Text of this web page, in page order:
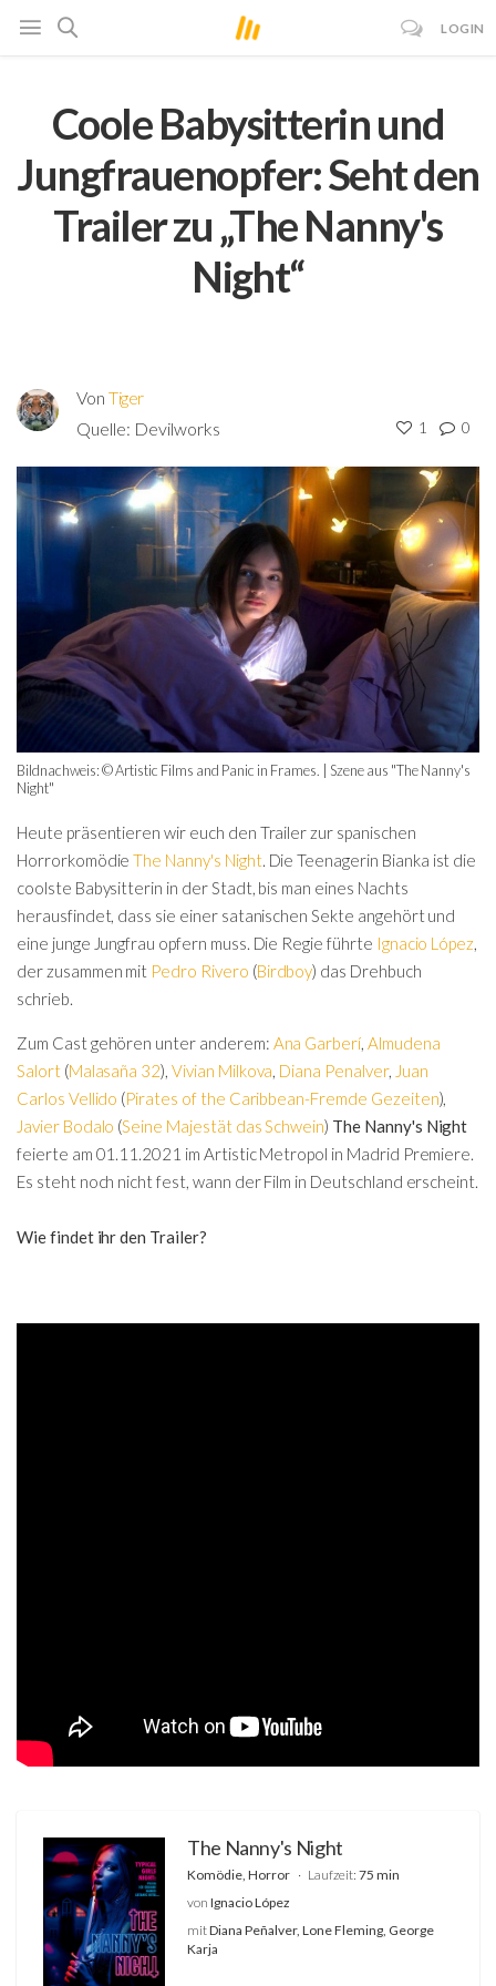
LOGIN
Coole Babysitterin und
Jungfrauenopfer: Seht den
Trailer zu „The Nanny's
Night“
Von Tiger
Quelle: Devilworks 1 0
Bildnachweis: © Artistic Films and Panic in Frames. | Szene aus "The Nanny's
Night"
Heute präsentieren wir euch den Trailer zur spanischen
HorrorkomödieThe Nanny's Night. Die Teenagerin Bianka ist die
coolste Babysitterin in der Stadt, bis man eines Nachts
herausfindet, dass sie einer satanischen Sekte angehört und
eine junge Jungfrau opfern muss. Die Regie führte Ignacio López,
der zusammen mit Pedro Rivero (Birdboy) das Drehbuch
schrieb.
Zum Cast gehören unter anderem: Ana Garberí, Almudena
Salort(Malasaña 32),Vivian Milkova, Diana Penalver, Juan
Carlos Vellido (Pirates of the Caribbean-Fremde Gezeiten),
Javier Bodalo (Seine Majestät das Schwein) The Nanny's Night
feierte am 01.11.2021 im Artistic Metropol in Madrid Premiere.
Es steht noch nicht fest, wann der Film in Deutschland erscheint.
Wie findet ihr den Trailer?
The Nanny's Night
Komödie, Horror Laufzeit: 75 min
von Ignacio López
mitDiana Peñalver, Lone Fleming, George
Karja